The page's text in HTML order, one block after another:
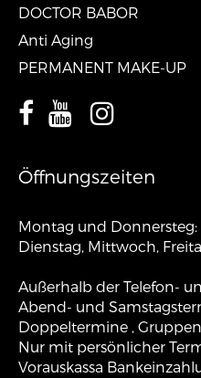
DOCTOR BABOR
Anti Aging
PERMANENT MAKE-UP
Öffnungszeiten
Montag und Donnersteg:
Dienstag, Mittwoch,
Außerhalb der Telefon-
Abend- und
Doppeltermine ,
Nur mit persönlicher
Vorauskassa